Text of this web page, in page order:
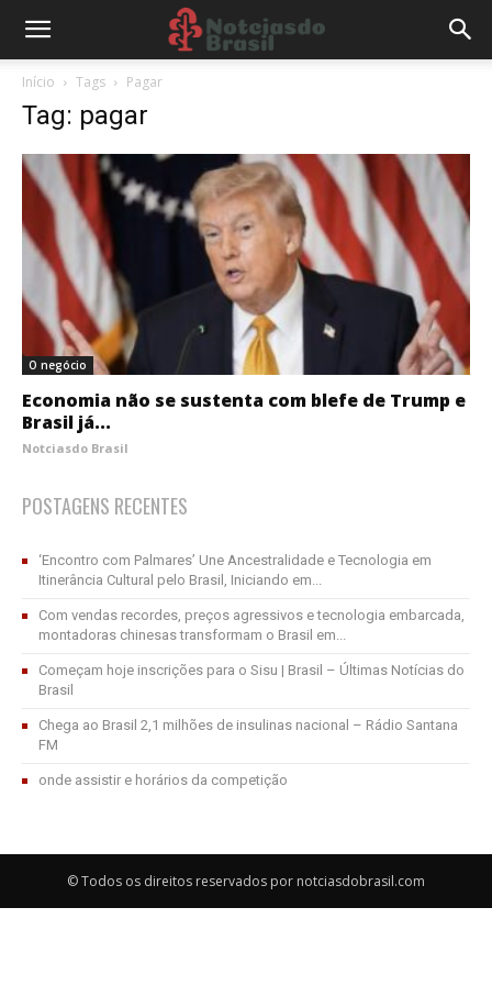
Início Tags Pagar
Tag: pagar
O negócio
Economia não se sustenta com blefe de Trump e
Brasil já...
Notciasdo Brasil
POSTAGENS RECENTES
‘Encontro com Palmares’ Une Ancestralidade e Tecnologia em
Itinerância Cultural pelo Brasil, Iniciando em...
Com vendas recordes, preços agressivos e tecnologia embarcada,
montadoras chinesas transformam o Brasil em...
Começam hoje inscrições para o Sisu | Brasil – Últimas Notícias do
Brasil
Chega ao Brasil 2,1 milhões de insulinas nacional – Rádio Santana
FM
onde assistir e horários da competição
© Todos os direitos reservados por notciasdobrasil.com